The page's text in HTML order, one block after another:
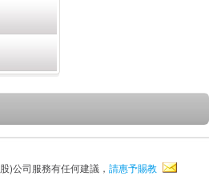
)公司服務有任何建議， 請惠予賜教